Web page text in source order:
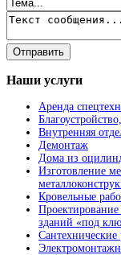
Наши услуги
Аренда
Внутренняя
Демонтаж
Дома из
Изготовление
Кровельные
зданий «под
Сантехнические